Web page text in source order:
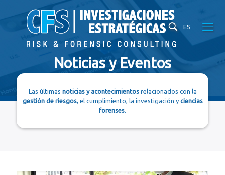
ES
Noticias y Eventos
Las últimas noticias y acontecimientosrelacionados con la
gestión de riesgos, el cumplimiento, la investigación yciencias
forenses.